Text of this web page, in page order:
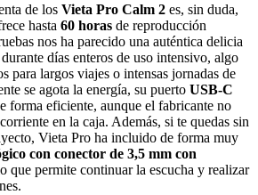
de los Vieta Pro Calm 2 es, sin duda,
hasta 60 horas de reproducción
nos ha parecido una auténtica delicia
días enteros de uso intensivo, algo
para largos viajes o intensas jornadas de
se agota la energía, su puerto USB-C
forma eficiente, aunque el fabricante no
en la caja. Además, si te quedas sin
Vieta Pro ha incluido de forma muy
con conector de 3,5 mm con
que permite continuar la escucha y realizar